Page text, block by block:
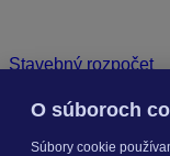
Stavebný rozpočet
O súboroch
Súbory cookie